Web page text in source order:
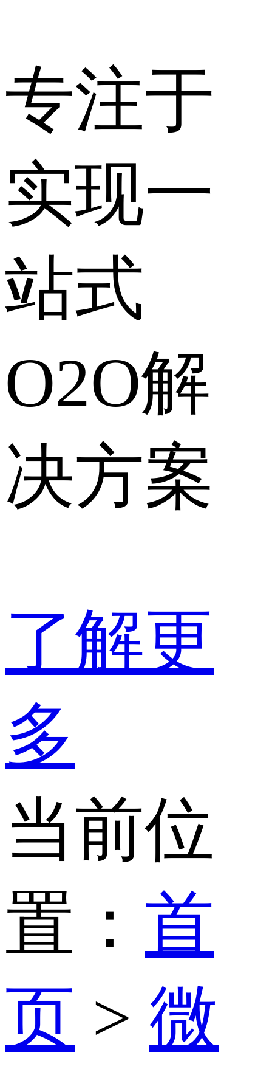
专注于
实现一
站式
O2O解
决方案
了解更
多
当前位
置： 首
页 > 微